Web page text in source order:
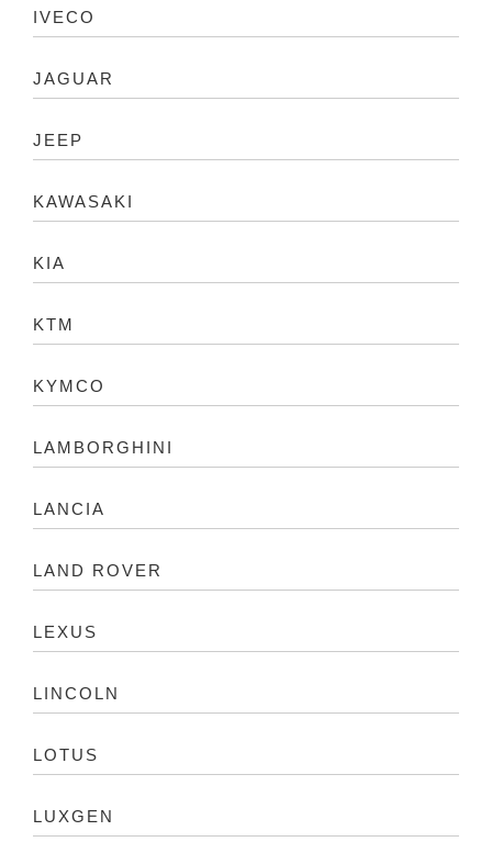
IVECO
JAGUAR
JEEP
KAWASAKI
KIA
KTM
KYMCO
LAMBORGHINI
LANCIA
LAND ROVER
LEXUS
LINCOLN
LOTUS
LUXGEN